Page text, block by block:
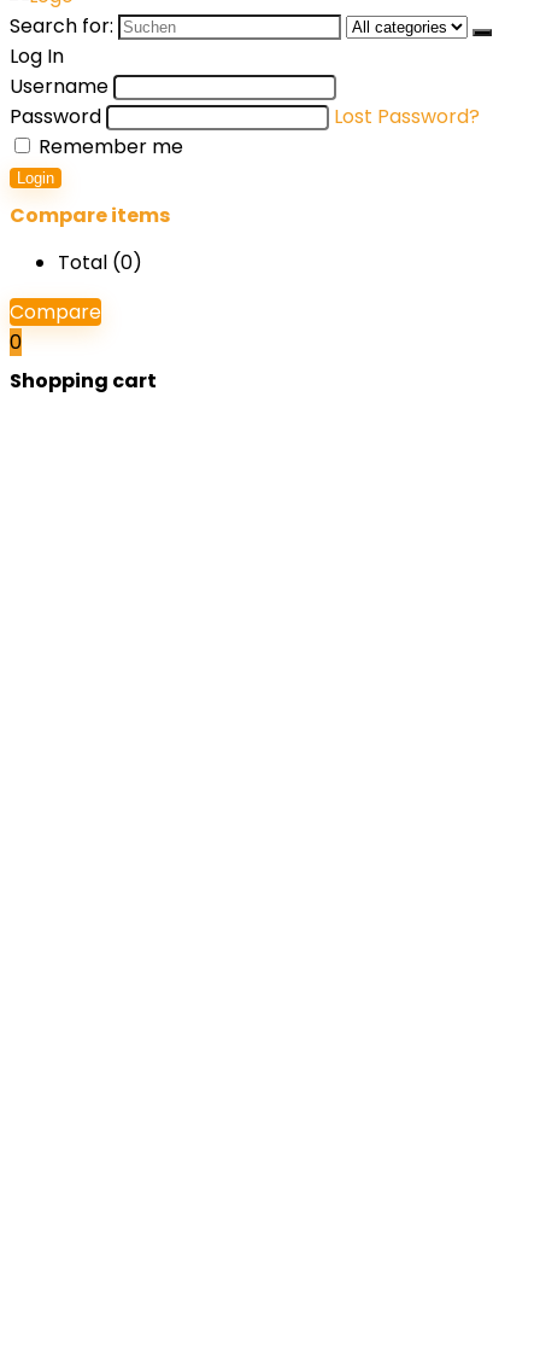
Search for:
Log In
Username
Password
Lost Password?
Remember me
Login
Compare items
Total (0)
Compare
0
Shopping cart